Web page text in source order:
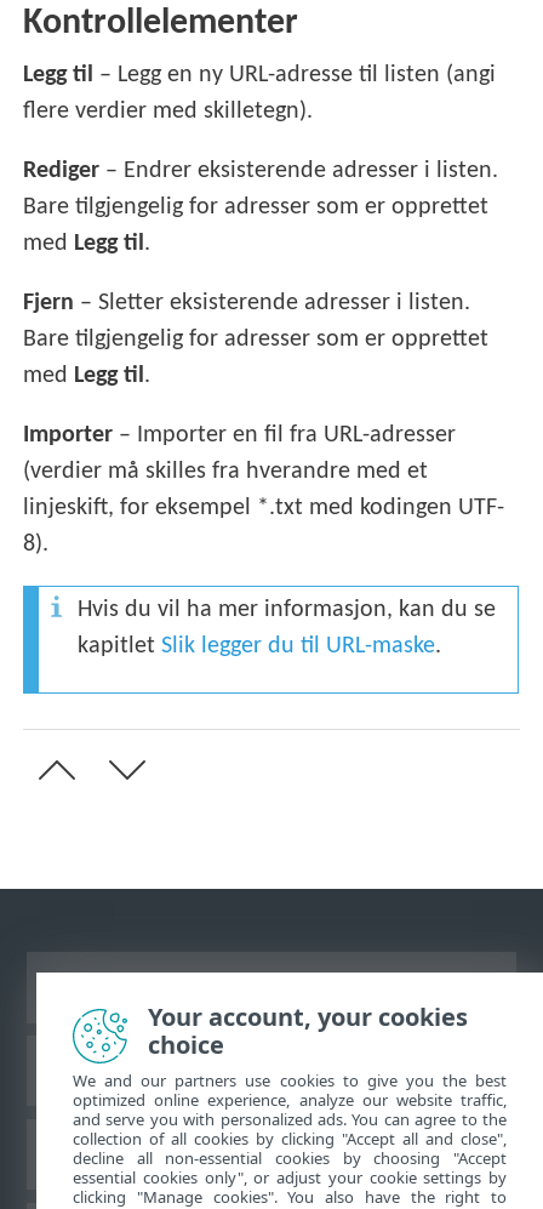
Kontrollelementer
Legg til – Legg en ny URL-adresse til listen (angi
flere verdier med skilletegn).
Rediger – Endrer eksisterende adresser i listen.
Bare tilgjengelig for adresser som er opprettet
med Legg til .
Fjern – Sletter eksisterende adresser i listen.
Bare tilgjengelig for adresser som er opprettet
med Legg til .
Importer – Importer en fil fra URL-adresser
(verdier må skilles fra hverandre med et
linjeskift, for eksempel *.txt med kodingen UTF-
8).
Hvis du vil ha mer informasjon, kan du se
kapitletSlik legger du til URL-maske.
ESET Kunnskapsbase
ESET Forum
Your account, your cookies
choice
We and our partners use cookies to give you the best
optimized online experience, analyze our website traffic,
and serve you with personalized ads. You can agree to the
collection of all cookies by clicking "Accept all and close",
decline all non-essential cookies by choosing "Accept
essential cookies only", or adjust your cookie settings by
clicking "Manage cookies". You also have the right to